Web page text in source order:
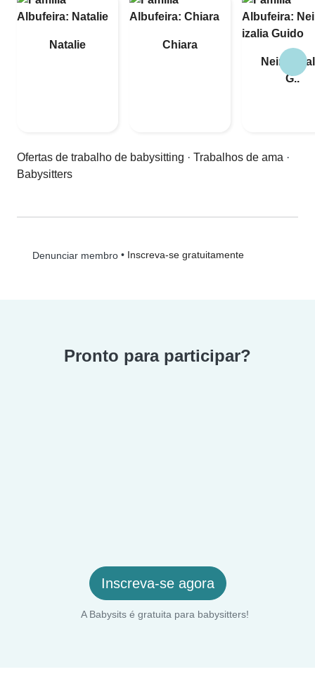
Natalie
Chiara
Neima
G..
Ofertas de trabalho de babysitting · Trabalhos de ama ·
Babysitters
Denunciar membro• Inscreva-se gratuitamente
Pronto para participar?
Inscreva-se agora
A Babysits é gratuita para babysitters!